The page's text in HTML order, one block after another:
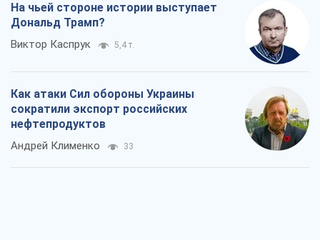
На чьей стороне истории выступает
Дональд Трамп?
Виктор Каспрук 5,4 т.
Как атаки Сил обороны Украины
сократили экспорт российских
нефтепродуктов
Андрей Клименко 33